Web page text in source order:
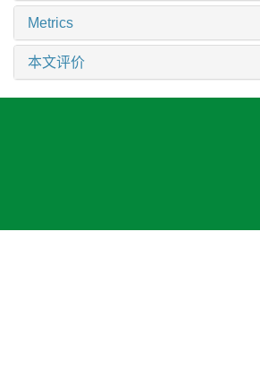
Metrics
本文评价